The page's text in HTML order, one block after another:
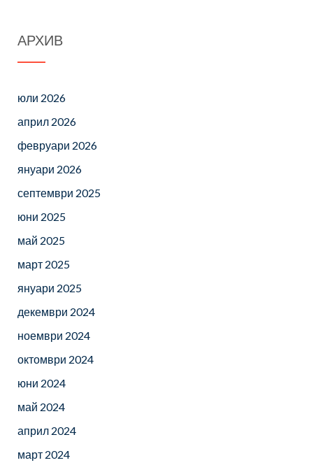
АРХИВ
юли 2026
април 2026
февруари 2026
януари 2026
септември 2025
юни 2025
май 2025
март 2025
януари 2025
декември 2024
ноември 2024
октомври 2024
юни 2024
май 2024
април 2024
март 2024